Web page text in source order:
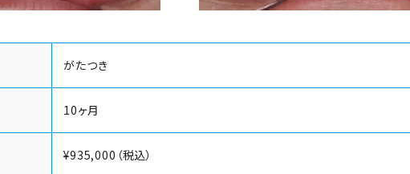
がたつき
10ヶ月
¥935,000（税込）